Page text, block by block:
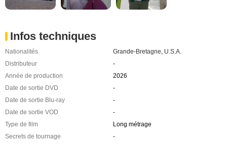
Infos techniques
Nationalités Grande-Bretagne, U.S.A.
Distributeur
-
Année de production
2026
Date de sortie DVD
-
Date de sortie Blu-ray
-
Date de sortie VOD
-
Type de film
Long métrage
Secrets de tournage
-